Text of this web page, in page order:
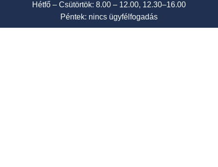
Hétfő – Csütörtök: 8.00 – 12.00, 12.30–16.00
Péntek: nincs ügyfélfogadás